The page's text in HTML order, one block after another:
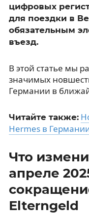
цифровых
для поездки в
обязательным
въезд.
В этой статье мы
значимых
Германии в
Читайте также:
Hermes в
Что
апреле
Elterngeld